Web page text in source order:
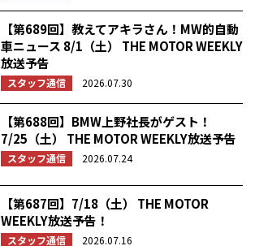
【第689回】教えてアキラさん！MW的自動
車ニュース 8/1（土） THE MOTOR WEEKLY
放送予告
スタッフ通信 2026.07.30
【第688回】BMW上野社長がゲスト！
7/25（土） THE MOTOR WEEKLY放送予告
スタッフ通信 2026.07.24
【第687回】7/18（土） THE MOTOR
WEEKLY放送予告！
スタッフ通信 2026.07.16